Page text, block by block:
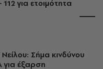
για ετοιμότητα
Νείλου: Σήμα κινδύνου
για έξαρση